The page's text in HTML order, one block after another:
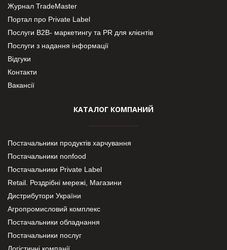
Журнал TradeMaster
Портал про Private Label
Послуги В2В- маркетингу та PR для клієнтів
Послуги з надання інформації
Відгуки
Контакти
Вакансії
КАТАЛОГ КОМПАНИЙ
Постачальники продуктів харчування
Постачальники nonfood
Постачальники Private Label
Retail. Роздрібні мережі, Магазини
Дистрибутори України
Агропромисловий комплекс
Постачальники обладнання
Постачальники послуг
Логістичні компанії